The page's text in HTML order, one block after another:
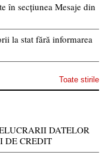
în secțiunea Mesaje din
la stat fără informarea
Toate stirile
DATELOR
DE CREDIT